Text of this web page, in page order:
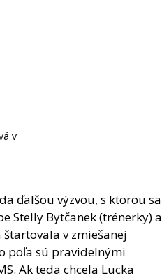
v
ďalšou výzvou, s ktorou sa
Stelly Bytčanek (trénerky) a
štartovala v zmiešanej
poľa sú pravidelnými
Ak teda chcela Lucka